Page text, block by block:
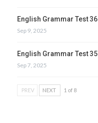
English Grammar Test 36
Sep 9, 2025
English Grammar Test 35
Sep 7, 2025
PREV NEXT 1 of 8